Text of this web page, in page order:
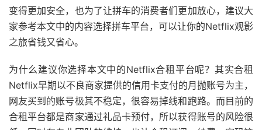
变得更加安全，也为了让拼车的消费者们更加放心，建议大
家参考本文中的内容选择拼车平台，可以让你的Netflix观影
之旅省钱又省心。
为什么建议你选择本文中的Netflix合租平台呢？其实合租
Netflix早期以不良商家提供的信用卡支付的月抛账号为主，
网友买到的账号极其不稳定，很容易掉线和跑路。而目前的
合租平台都是商家通过礼品卡预付，所以获得账号的风险很